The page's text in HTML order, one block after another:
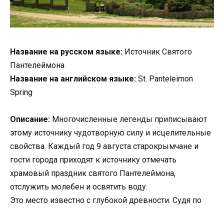
Название на русском языке: Источник Святого
Пантелеймона
Название на английском языке: St. Panteleimon
Spring
Описание: Многочисленные легенды приписывают
этому источнику чудотворную силу и исцелительные
свойства. Каждый год 9 августа старокрымчане и
гости города приходят к источнику отмечать
храмовый праздник святого Пантелеймона,
отслужить молебен и освятить воду.
Это место известно с глубокой древности. Судя по